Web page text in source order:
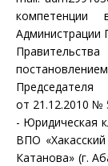
Администрации
от 21.12.2010 №
- Юридическая
ВПО
Катанова» (г.